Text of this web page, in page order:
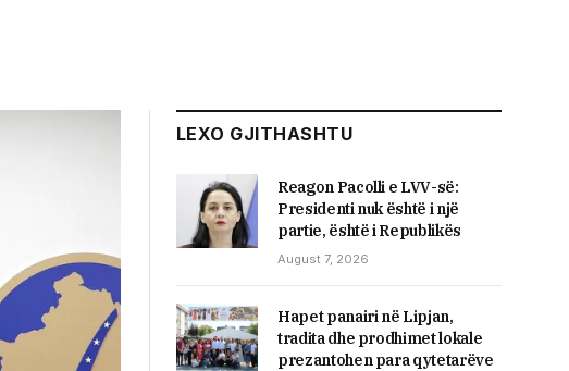
LEXO GJITHASHTU
Reagon Pacolli e LVV-së:
Presidenti nuk është i një
partie, është i Republikës
August 7, 2026
Hapet panairi në Lipjan,
tradita dhe prodhimet lokale
prezantohen para qytetarëve